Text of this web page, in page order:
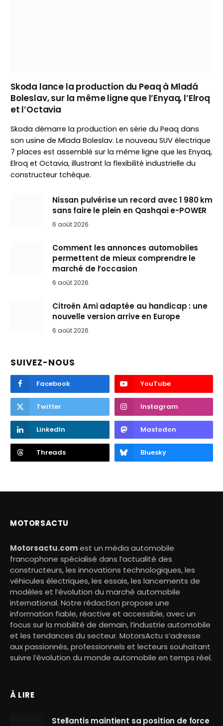
Skoda lance la production du Peaq à Mladá
Boleslav, sur la même ligne que l’Enyaq, l’Elroq
et l’Octavia
Skoda démarre la production en série du Peaq dans
son usine de Mlada Boleslav. Le nouveau SUV électrique
7 places est assemblé sur la même ligne que les Enyaq,
Elroq et Octavia, illustrant la flexibilité industrielle du
constructeur tchèque.
Nissan pulvérise un record avec 1 980 km
sans faire le plein en Qashqai e-POWER
6 août 2026
Comment les annonces automobiles
permettent de mieux comprendre le
marché de l’occasion
6 août 2026
Citroën Ami adaptée au handicap : une
nouvelle version arrive en Europe
6 août 2026
SUIVEZ-NOUS
Facebook YouTube
Twitter Instagram
LinkedIn Mastodon
Threads Bluesky
MOTORSACTU
Motorsactu.comest un média automobile
francophone spécialisé dans l’actualité des
constructeurs, les innovations technologiques, les
véhicules électriques, les essais, les lancements de
modèles et l’évolution du marché automobile
international. Notre rédaction propose une
information fiable, réactive et accessible, avec un
focus sur la mobilité de demain, l’industrie automobile
et les tendances du secteur. MotorsActu s’adresse
aux passionnés, professionnels et lecteurs souhaitant
suivre l’évolution du monde automobile en temps réel.
À LIRE
Stellantis maintient sa position de force